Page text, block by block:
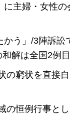
に主婦・女性の
かう」/3陣訴訟
解は全国2例目
の窮状を直接
の恒例行事と